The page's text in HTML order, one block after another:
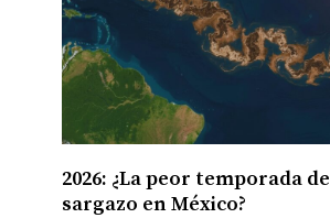
2026: ¿La peor temporada de
sargazo en México?